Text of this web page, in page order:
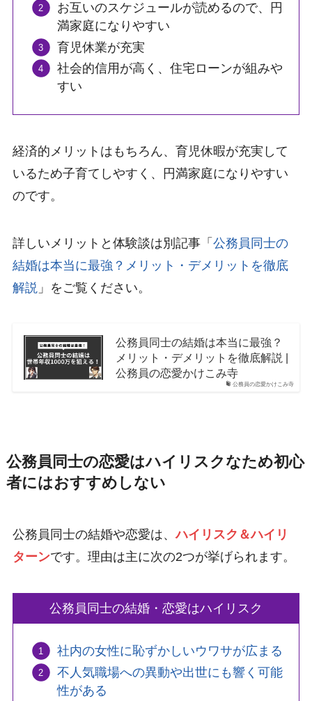
お互いのスケジュールが読めるので、円
満家庭になりやすい
育児休業が充実
社会的信用が高く、住宅ローンが組みや
すい
経済的メリットはもちろん、育児休暇が充実して
いるため子育てしやすく、円満家庭になりやすい
のです。
詳しいメリットと体験談は別記事「 公務員同士の
結婚は本当に最強？メリット・デメリットを徹底
解説 」をご覧ください。
公務員の恋愛かけこみ寺
公務員同士の結婚は本当に最強？
メリット・デメリットを徹底解説 |
公務員の恋愛かけこみ寺
公務員同士の恋愛はハイリスクなため初心
者にはおすすめしない
公務員同士の結婚や恋愛は、ハイリスク＆ハイリ
ターンです。理由は主に次の2つが挙げられます。
公務員同士の結婚・恋愛はハイリスク
社内の女性に恥ずかしいウワサが広まる
不人気職場への異動や出世にも響く可能
性がある